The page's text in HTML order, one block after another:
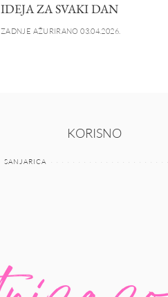
IDEJA ZA SVAKI DAN
ZADNJE AŽURIRANO 03.04.2026.
KORISNO
SANJARICA